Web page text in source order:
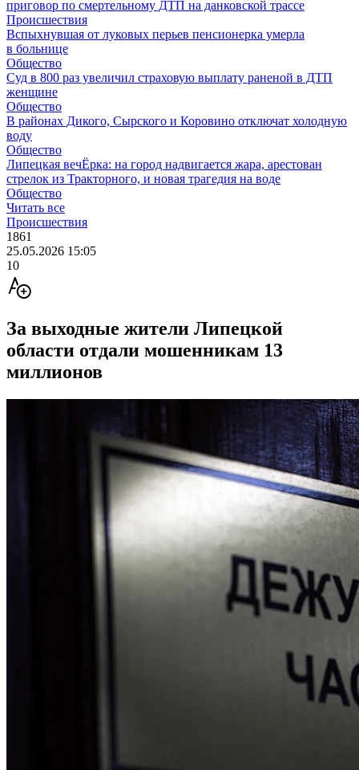
приговор по смертельному ДТП на данковской трассе
Происшествия
Вспыхнувшая от луковых перьев пенсионерка умерла
в больнице
Общество
Суд в 800 раз увеличил страховую выплату раненой в ДТП
женщине
Общество
В районах Дикого, Сырского и Коровино отключат холодную
воду
Общество
Липецкая вечЁрка: на город надвигается жара, арестован
стрелок из Тракторного, и новая трагедия на воде
Общество
Читать все
Происшествия
1861
25.05.2026 15:05
10
За выходные жители Липецкой
области отдали мошенникам 13
миллионов